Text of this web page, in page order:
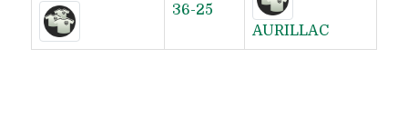
36-25
AURILLAC